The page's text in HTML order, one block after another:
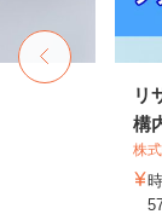
リ
構
株